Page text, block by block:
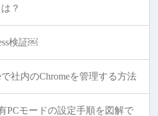
？
検証￼
で社内のChromeを管理する方法
PCモードの設定手順を図解で